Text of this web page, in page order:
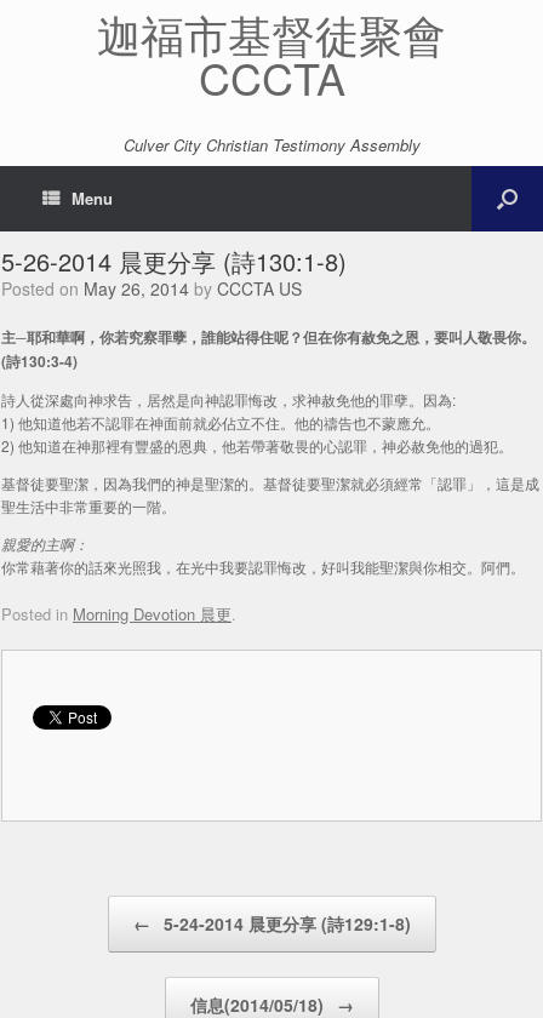
迦福市基督徒聚會
CCCTA
Culver City Christian Testimony Assembly
Menu
5-26-2014 晨更分享 (詩130:1-8)
Posted on May 26, 2014 by CCCTA US
主─耶和華啊，你若究察罪孽，誰能站得住呢？但在你有赦免之恩，要叫人敬畏你。
(詩130:3-4)
詩人從深處向神求告，居然是向神認罪悔改，求神赦免他的罪孽。因為:
1) 他知道他若不認罪在神面前就必佔立不住。他的禱告也不蒙應允。
2) 他知道在神那裡有豐盛的恩典，他若帶著敬畏的心認罪，神必赦免他的過犯。
基督徒要聖潔，因為我們的神是聖潔的。基督徒要聖潔就必須經常「認罪」，這是成
聖生活中非常重要的一階。
親愛的主啊：
你常藉著你的話來光照我，在光中我要認罪悔改，好叫我能聖潔與你相交。阿們。
Posted in Morning Devotion 晨更.
← 5-24-2014 晨更分享 (詩129:1-8)
信息(2014/05/18) →